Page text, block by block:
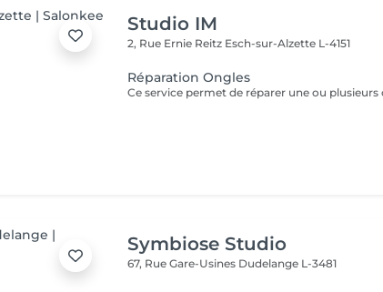
Studio IM
2, Rue Ernie Reitz Esch-sur-Alzette L-4151
Réparation Ongles
Symbiose Studio
67, Rue Gare-Usines Dudelange L-3481